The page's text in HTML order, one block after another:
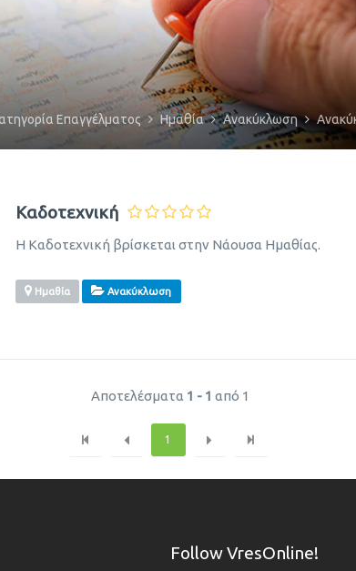
Επαγγέλματος Ημαθία Ανακύκλωση
Καδοτεχνική
Η Καδοτεχνική βρίσκεται στην Νάουσα Ημαθίας.
Ημαθία Ανακύκλωση
Αποτελέσματα 1 - 1 από 1
1
Follow VresOnline!